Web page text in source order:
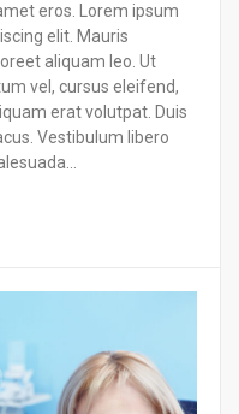
eros. Lorem ipsum
elit. Mauris
aliquam leo. Ut
vel, cursus eleifend,
erat volutpat. Duis
Vestibulum libero